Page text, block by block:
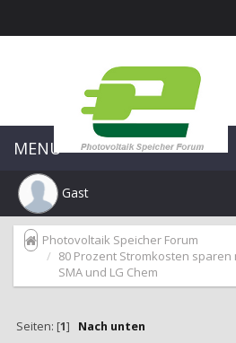
MENU
Gast
Photovoltaik Speicher Forum
80 Prozent Stromkosten
SMA und LG Chem
Seiten: [1] Nach unten